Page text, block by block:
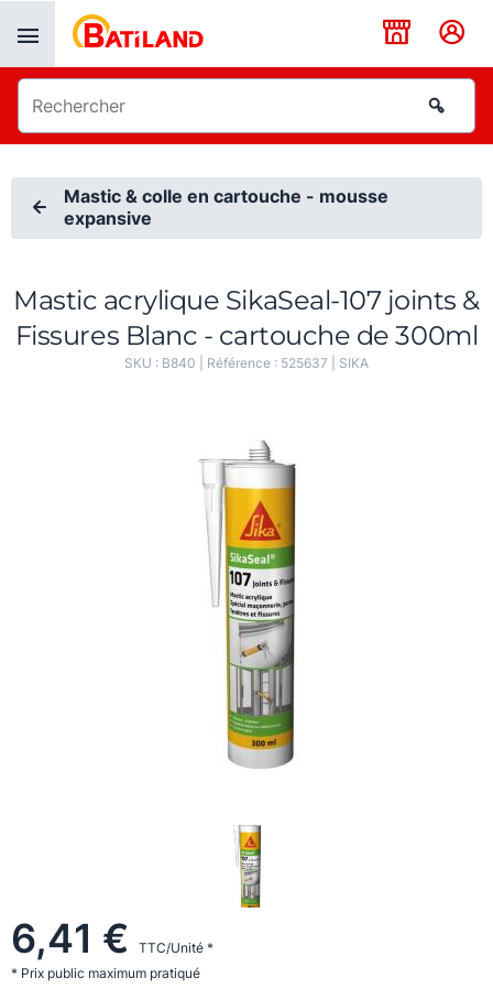
Mastic & colle en cartouche - mousse
expansive
Mastic acrylique SikaSeal-107 joints &
Fissures Blanc - cartouche de 300ml
SKU : B840 | Référence : 525637 SIKA
6,41 €
TTC/Unité *
* Prix public maximum pratiqué
Panneau de gestion des cookies